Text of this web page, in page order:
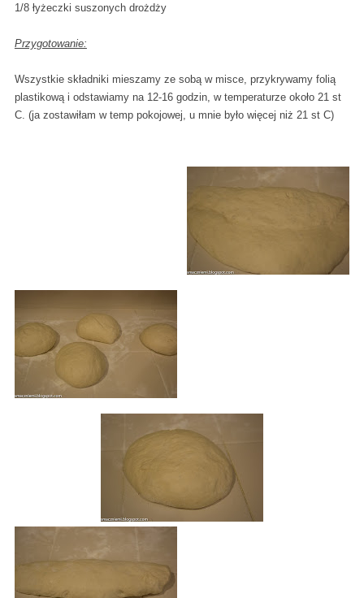
1/8 łyżeczki suszonych drożdży
Przygotowanie:
Wszystkie składniki mieszamy ze sobą w misce, przykrywamy folią
plastikową i odstawiamy na 12-16 godzin, w temperaturze około 21 st
C. (ja zostawiłam w temp pokojowej, u mnie było więcej niż 21 st C)